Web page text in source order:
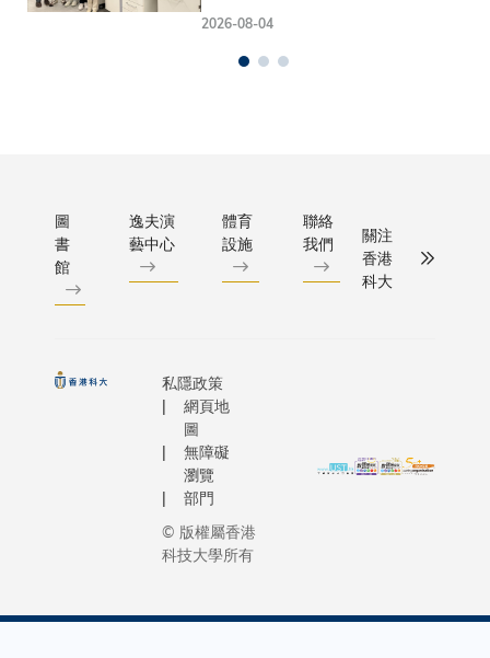
2026-08-04
圖
書
館
逸夫演
藝中心
體育
設施
聯絡
我們
關注
香港
科大
私隱政策
網頁地
圖
無障礙
瀏覽
部門
© 版權屬香港
科技大學所有